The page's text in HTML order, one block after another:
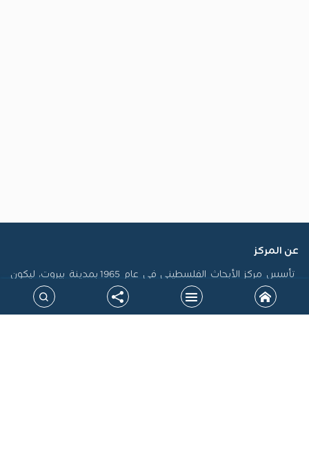
عن المركز
تأسس مركز الأبحاث الفلسطيني في عام 1965 بمدينة بيروت، ليكون
أول منصة فلسطينية رسمية مكرسة لاستدامة الذاكرة الفلسطينية
وتوثيق سيرتها، فضلاً عن إنتاج الدراسات التي تسهم في تشكيل